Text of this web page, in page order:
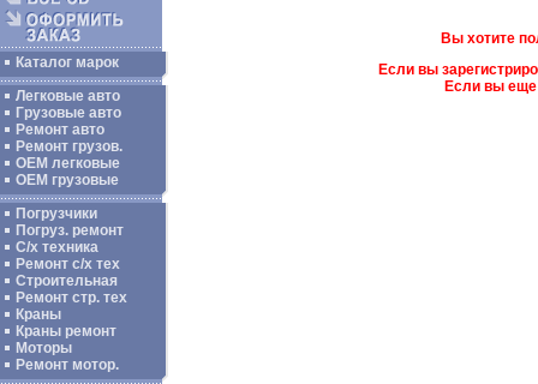
Каталог марок
Легковые авто
Грузовые авто
Ремонт авто
Ремонт грузов.
ОЕМ легковые
OEM грузовые
Погрузчики
Погруз. ремонт
С/х техника
Ремонт с/х тех
Строительная
Ремонт стр. тех
Краны
Краны ремонт
Моторы
Ремонт мотор.
Вы хотите
Если вы
Если вы еще